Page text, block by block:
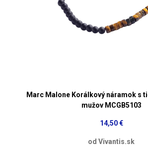
Marc Malone Korálkový náramok s
mužov MCGB5103
14,50 €
od Vivantis.sk